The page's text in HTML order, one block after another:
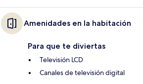
Amenidades en la habitación
Para que te diviertas
Televisión LCD
Canales de televisión digital